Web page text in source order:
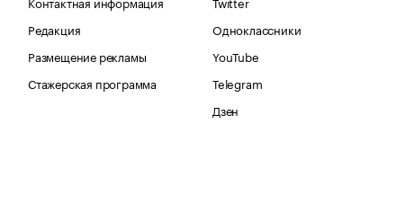
Редакция
Размещение рекламы
Стажерская программа
Одноклассники
YouTube
Telegram
Дзен